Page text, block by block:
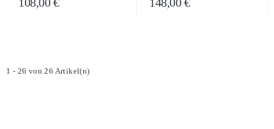
1 - 26 von 26 Artikel(n)